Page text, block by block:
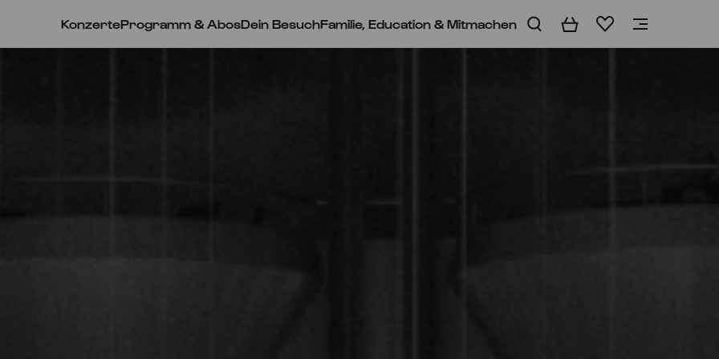
KonzerteProgramm & AbosDein BesuchFamilie, Education & Mitmachen WarenkorbMerkliste